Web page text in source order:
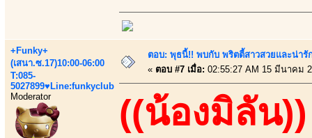
+Funky+
(เสนา.ซ.17)10:00-06:00
T:085-
5027899♥Line:funkyclub
Moderator
ตอบ: พุธนี้!! พบกับ พริตตี้สาวสวยและน่า
« ตอบ #7 เมื่อ: 02:55:27 AM 15 มีนาคม
((น้องมิลัน))